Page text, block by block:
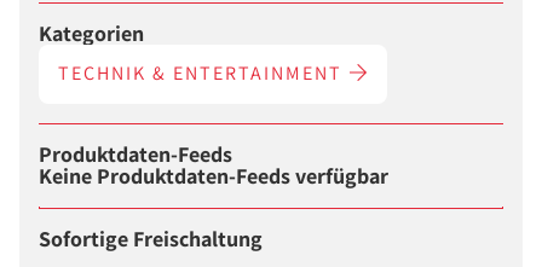
Kategorien
TECHNIK & ENTERTAINMENT
Produktdaten-Feeds
Keine Produktdaten-Feeds verfügbar
Sofortige Freischaltung